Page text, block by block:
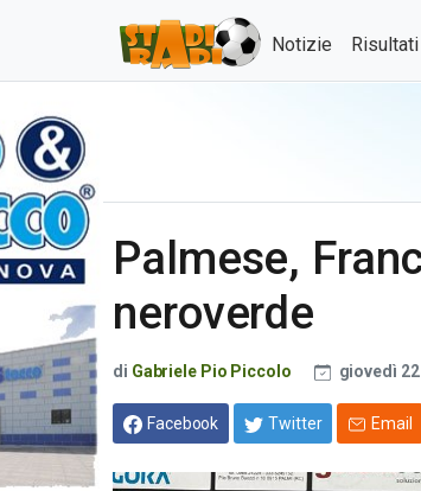
Notizie
Palmese,
neroverde
di Gabriele Pio Piccolo giovedì
Facebook Twitter Email